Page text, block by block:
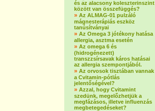
és az alacsony koleszterinszint
között van összefüggés?
» Az ALMAG-01 pulzáló
mágnesterápiás eszköz
tanúsítványai
» Az Omega 3 jótékony hatása
allergia, asztma esetén
» Az omega 6 és
(hidrogénezett)
transzzsírsavak káros hatásai
az allergia szempontjából.
» Az orvosok tisztában vannak
a Cvitamin-pótlás
jelentőségével?
» Azzal, hogy Cvitamint
szedünk, megelőzhetjük a
megfázásos, illetve influenzás
megbetegedéseket?